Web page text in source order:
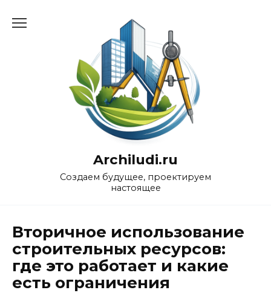
Archiludi.ru
Создаем будущее, проектируем
настоящее
Вторичное использование
строительных ресурсов:
где это работает и какие
есть ограничения